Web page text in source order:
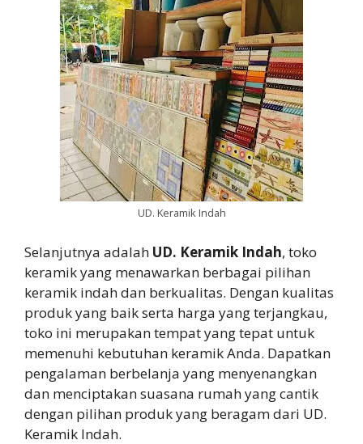
UD. Keramik Indah
Selanjutnya adalah UD. Keramik Indah, toko
keramik yang menawarkan berbagai pilihan
keramik indah dan berkualitas. Dengan kualitas
produk yang baik serta harga yang terjangkau,
toko ini merupakan tempat yang tepat untuk
memenuhi kebutuhan keramik Anda. Dapatkan
pengalaman berbelanja yang menyenangkan
dan menciptakan suasana rumah yang cantik
dengan pilihan produk yang beragam dari UD.
Keramik Indah.